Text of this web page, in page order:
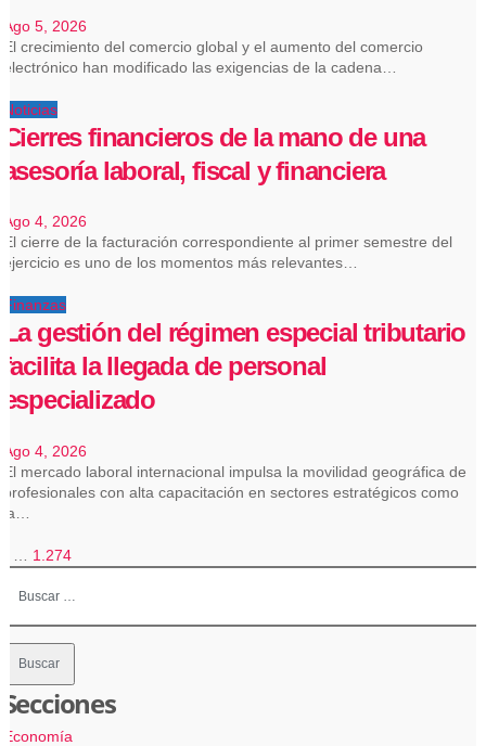
Ago 5, 2026
El crecimiento del comercio global y el aumento del comercio
electrónico han modificado las exigencias de la cadena…
Noticias
Cierres financieros de la mano de una
asesoría laboral, fiscal y financiera
Ago 4, 2026
El cierre de la facturación correspondiente al primer semestre del
ejercicio es uno de los momentos más relevantes…
Finanzas
La gestión del régimen especial tributario
facilita la llegada de personal
especializado
Ago 4, 2026
El mercado laboral internacional impulsa la movilidad geográfica de
profesionales con alta capacitación en sectores estratégicos como
la…
1.274
Buscar:
Secciones
Economía